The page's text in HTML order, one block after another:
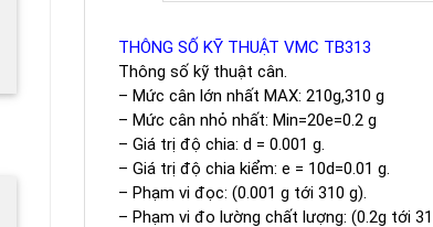
THÔNG SỐ KỸ THUẬT VMC TB313
Thông số kỹ thuật cân.
– Mức cân lớn nhất MAX: 210g,310 g
– Mức cân nhỏ nhất: Min=20e=0.2 g
– Giá trị độ chia: d = 0.001 g.
– Giá trị độ chia kiểm: e = 10d=0.01 g.
– Phạm vi đọc: (0.001 g tới 310 g).
– Phạm vi đo lường chất lượng: (0.2g tới